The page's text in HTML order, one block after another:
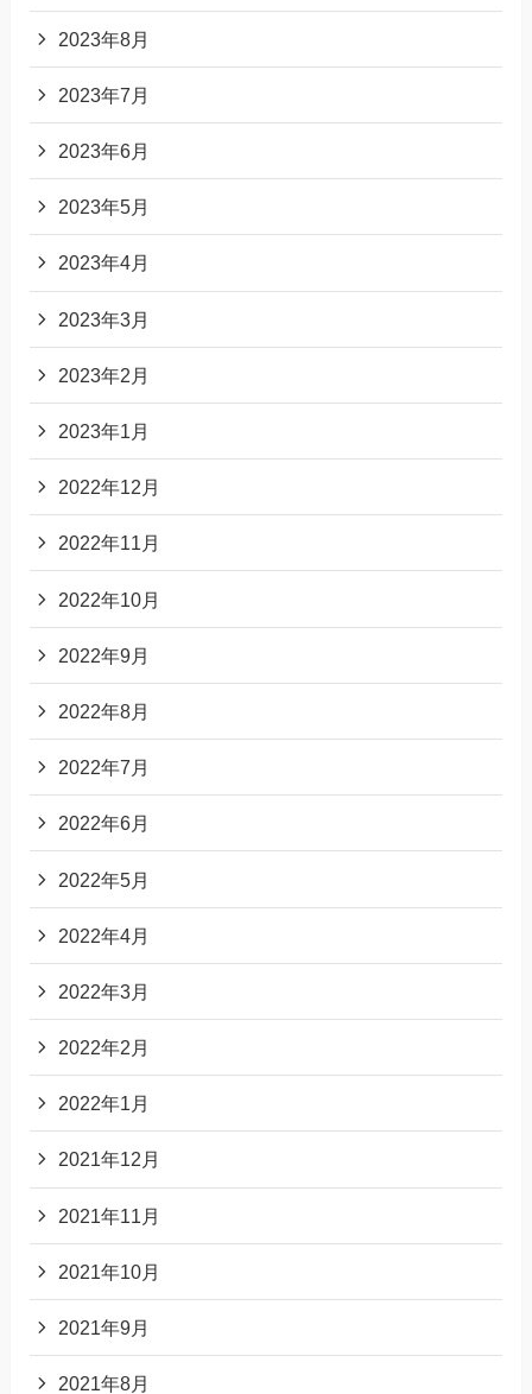
2023年8月
2023年7月
2023年6月
2023年5月
2023年4月
2023年3月
2023年2月
2023年1月
2022年12月
2022年11月
2022年10月
2022年9月
2022年8月
2022年7月
2022年6月
2022年5月
2022年4月
2022年3月
2022年2月
2022年1月
2021年12月
2021年11月
2021年10月
2021年9月
2021年8月